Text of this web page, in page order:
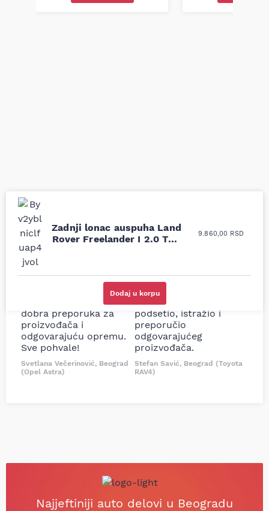
Zadnji lonac auspuha Land
Rover Freelander I 2.0 TD4
9.860,00 RSD
Dodaj u korpu
Uporedila sam sve
moguće online
prodavnice auto delova
i definitivno najbolje
cene su ovde. Kupila
delove iz MD Auto. Uvek
dobra preporuka za
proizvođača i
odgovarajuću opremu.
Sve pohvale!
Svetlana Večerinović, Beograd
(Opel Astra)
Odlična usluga i
ljubazni prodavci.
kočionog cilindra bio
potreban za moju
Tojotu, ali me je Miloš
podsetio, istražio i
preporučio
odgovarajućeg
proizvođača.
Stefan Savić, Beograd (Toyota
RAV4)
Najjeftiniji auto delovi u Beogradu